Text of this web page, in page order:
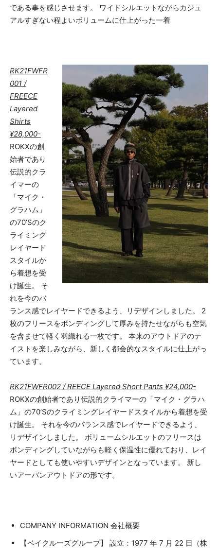
である事を感じさせます。 ワイドシルエットながらカジュ
アルすぎない程よいボリュームに仕上がった一着
RK21FWFR
001 /
FREECE
Layered
Shirts
¥28,000-
ROKXの創
始者であり
伝説的クラ
イマーの
「マイク・
グラハム」
の70’Sのク
ライミング
レイヤード
スタイルか
ら着想を受
け誕生。 そ
れを今のバ
ランス感でレイヤードできるよう、リデザインしました。 2
枚のフリースをボンディングして厚みを持たせながらも空気
を含ませて軽く羽織れる一枚です。 本来のアウトドアのテ
イストを楽しみながら、新しく都会的なスタイルに仕上がっ
ています。
RK21FWFR002 / REECE Layered Short Pants ¥24,000-
ROKXの創始者であり伝説的クライマーの「マイク・グラハ
ム」の70’Sのクライミングレイヤードスタイルから着想を受
け誕生。 それを今のバランス感でレイヤードできるよう、
リデザインしました。 ボリュームシルエットのフリースは
ボンディングしていながらも軽く保温性に優れており、レイ
ヤードとしても使いやすいデザインとなっています。 新し
いアーバンアウトドアの形です。
COMPANY INFORMATION 会社概要
【ベイクルーズグループ】 設立：1977 年 7 月 22 日（株